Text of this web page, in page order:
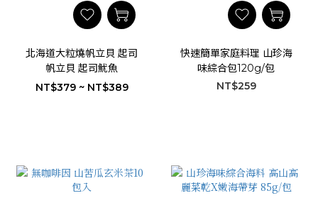
北海道大粒燒帆立貝 起司
帆立貝 起司魷魚
NT$379 ~ NT$389
快速簡單家庭料理 山珍海
味綜合包120g/包
NT$259